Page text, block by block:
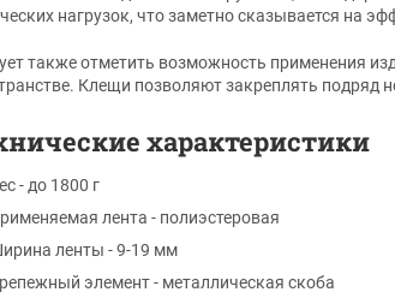
нагрузок, что заметно сказывается на
также отметить возможность применения
Клещи позволяют закреплять подряд
характеристики
- до 1800 г
лента - полиэстеровая
ленты - 9-19 мм
элемент - металлическая скоба